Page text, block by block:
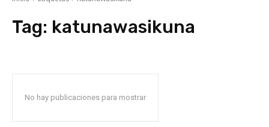
Tag: katunawasikuna
No hay publicaciones para mostrar